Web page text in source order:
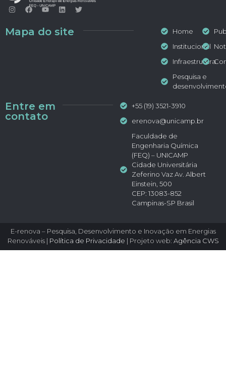
Mapa do site
Home
Institucional
Infraestrutura
Pesquisa e
Entre em
contato
+55 (19) 3521-3910
erenova@unicamp.br
Faculdade de
Engenharia Química
(FEQ) – UNICAMP
Cidade Universitária
Zeferino Vaz Av. Albert
Einstein, 500
CEP: 13083-852
Campinas-SP Brasil
E-renova – Pesquisa, Desenvolvimento e Inovação em Energias
Renováveis | Política de Privacidade | Projeto web: Agência CWS